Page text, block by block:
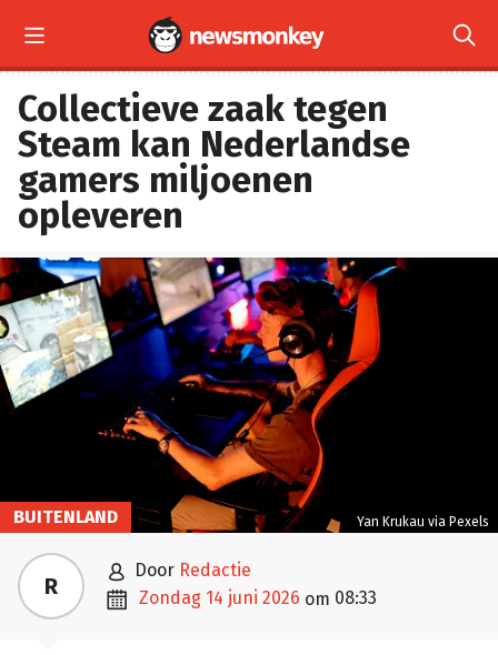
 
Collectieve zaak tegen
Steam kan Nederlandse
gamers miljoenen
opleveren
Yan Krukau via Pexels
BUITENLAND
R  door Redactie
 zondag 14 juni 2026 om 08:33